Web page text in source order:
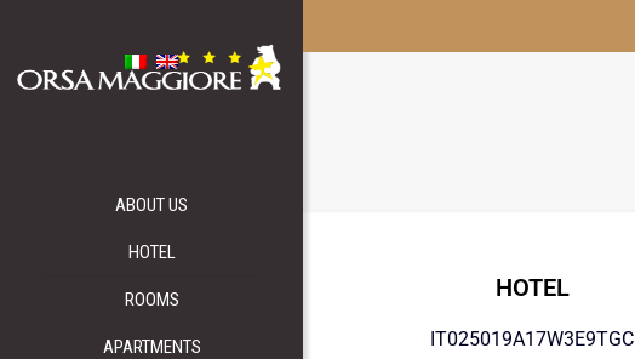
ABOUT US
HOTEL
ROOMS
APARTMENTS
HOTEL
IT025019A17W3E9TGC